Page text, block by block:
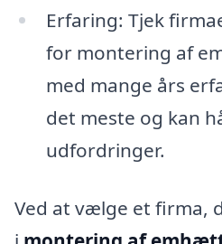
Erfaring: Tjek
for montering af
med mange års
det meste og kan
udfordringer.
Ved at vælge et firma,